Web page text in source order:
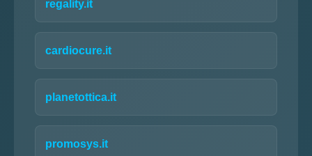
regality.it
cardiocure.it
planetottica.it
promosys.it